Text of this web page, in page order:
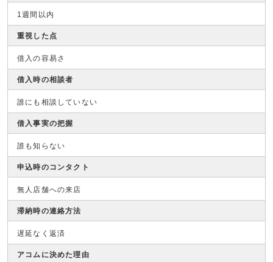
1週間以内
重視した点
借入の容易さ
借入時の相談者
誰にも相談していない
借入事実の把握
誰も知らない
申込時のコンタクト
無人店舗への来店
滞納時の連絡方法
遅延なく返済
アコムに決めた理由